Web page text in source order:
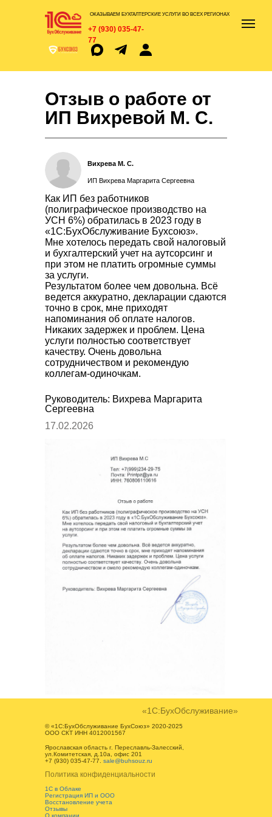
ОКАЗЫВАЕМ БУХГАЛТЕРСКИЕ УСЛУГИ ВО ВСЕХ РЕГИОНАХ
+7 (930) 035-47-
77
Вихрева М. С.
ИП Вихрева Маргарита Сергеевна
Отзыв о работе от
ИП Вихревой М. С.
17.02.2026
Руководитель: Вихрева Маргарита
Сергеевна
Как ИП без работников
(полиграфическое производство на
УСН 6%) обратилась в 2023 году в
«1С:БухОбслуживание Бухсоюз».
Мне хотелось передать свой налоговый
и бухгалтерский учет на аутсорсинг и
при этом не платить огромные суммы
за услуги.
Результатом более чем довольна. Всё
ведется аккуратно, декларации сдаются
точно в срок, мне приходят
напоминания об оплате налогов.
Никаких задержек и проблем. Цена
услуги полностью соответствует
качеству. Очень довольна
сотрудничеством и рекомендую
коллегам-одиночкам.
© «1С:БухОбслуживание БухСоюз» 2020-2025
ООО СКТ ИНН 4012001567
Ярославская область г. Переславль-Залесский,
ул.Комитетская, д.10а, офис 201
+7 (930) 035-47-77
sale@buhsouz.ru
Политика конфиденциальности
1С в Облаке
Регистрация ИП и ООО
Восстановление учета
Отзывы
О компании
«1С:БухОбслуживание»